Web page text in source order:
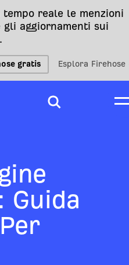
reale le menzioni
aggiornamenti sui
gratis Esplora Firehose
Guida